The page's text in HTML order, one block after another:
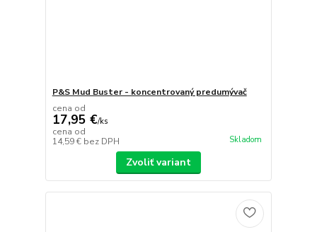
P&S Mud Buster - koncentrovaný predumývač
cena od
17,95 €/ks
cena od
14,59 € bez DPH Skladom
Zvoliť variant